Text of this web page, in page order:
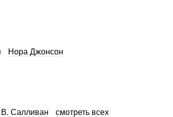
Нора Джонсон
Салливан
смотреть всех